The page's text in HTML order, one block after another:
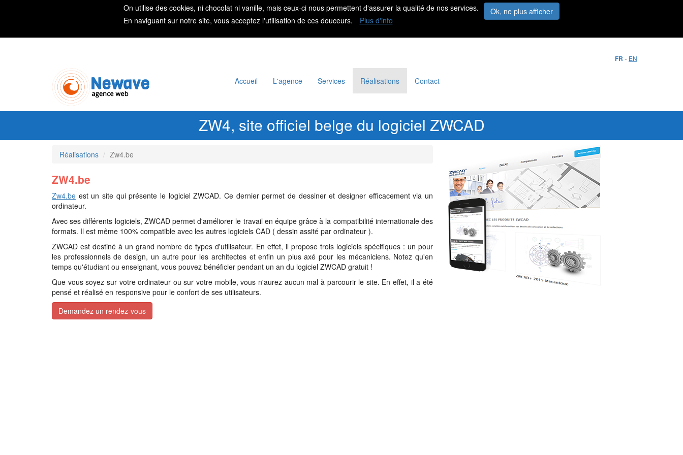
On utilise des cookies, ni chocolat ni vanille, mais ceux-ci nous permettent d'assurer la qualité de nos services.
En naviguant sur notre site, vous acceptez l'utilisation de ces douceurs.
Plus d'info
Ok, ne plus afficher
FR - EN
Accueil L'agence Services Réalisations Contact
ZW4, site officiel belge du logiciel ZWCAD
Réalisations Zw4.be
ZW4.be
Zw4.be est un site qui présente le logiciel ZWCAD. Ce dernier permet de dessiner et designer efficacement via un
ordinateur.
Avec ses différents logiciels, ZWCAD permet d'améliorer le travail en équipe grâce à la compatibilité internationale des
formats. Il est même 100% compatible avec les autres logiciels CAD ( dessin assité par ordinateur ).
ZWCAD est destiné à un grand nombre de types d'utilisateur. En effet, il propose trois logiciels spécifiques : un pour
les professionnels de design, un autre pour les architectes et enfin un plus axé pour les mécaniciens. Notez qu'en
temps qu'étudiant ou enseignant, vous pouvez bénéficier pendant un an du logiciel ZWCAD gratuit !
Que vous soyez sur votre ordinateur ou sur votre mobile, vous n'aurez aucun mal à parcourir le site. En effet, il a été
pensé et réalisé en responsive pour le confort de ses utilisateurs.
Demandez un rendez-vous